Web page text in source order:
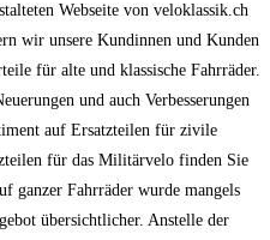
Webseite von veloklassik.ch
wir unsere Kundinnen und Kunden
für alte und klassische Fahrräder.
und auch Verbesserungen
auf Ersatzteilen für zivile
für das Militärvelo finden Sie
ganzer Fahrräder wurde mangels
übersichtlicher. Anstelle der